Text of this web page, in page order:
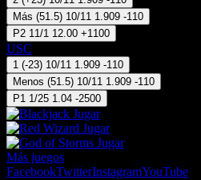
Más (51.5) 10/11 1.909 -110
P2 11/1 12.00 +1100
USC
1 (-23) 10/11 1.909 -110
Menos (51.5) 10/11 1.909 -110
P1 1/25 1.04 -2500
Jugar
Jugar
Jugar
Más juegos
FacebookTwitterInstagramYouTube